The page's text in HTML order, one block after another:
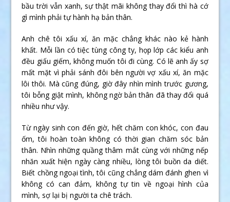
bầu trời vẫn xanh, sự thật mãi không thay đổi thì hà cớ
gì mình phải tự hành hạ bản thân.
Anh chê tôi xấu xí, ăn mặc chẳng khác nào kẻ hành
khất. Mỗi lần có tiệc tùng công ty, họp lớp các kiểu anh
đều giấu giếm, không muốn tôi đi cùng. Có lẽ anh ấy sợ
mất mặt vì phải sánh đôi bên người vợ xấu xí, ăn mặc
lôi thôi. Mà cũng đúng, giờ đây nhìn mình trước gương,
tôi bỗng giật mình, không ngờ bản thân đã thay đổi quá
nhiều như vậy.
Từ ngày sinh con đến giờ, hết chăm con khóc, con đau
ốm, tôi hoàn toàn không có thời gian chăm sóc bản
thân. Nhìn những quầng thâm mắt cùng với những nếp
nhăn xuất hiện ngày càng nhiều, lòng tôi buồn da diết.
Biết chồng ngoại tình, tôi cũng chẳng dám đánh ghen vì
không có can đảm, không tự tin về ngoại hình của
mình, sợ lại bị người ta chê trách.